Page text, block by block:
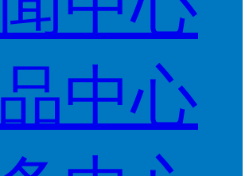
中心